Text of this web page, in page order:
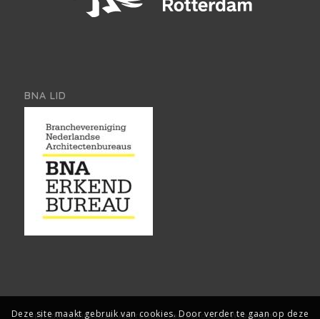
BNA LID
Copyright, Architect2go. Alle rechten voorbehouden.Webdesign:
Deze site maakt gebruik van cookies. Door verder te gaan op deze